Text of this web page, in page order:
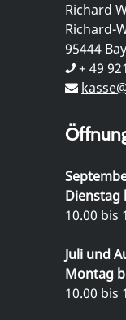
Richard
Richard-
95444
+ 49
Dienstag
10.00 bis
Juli und
Montag
10.00 bis